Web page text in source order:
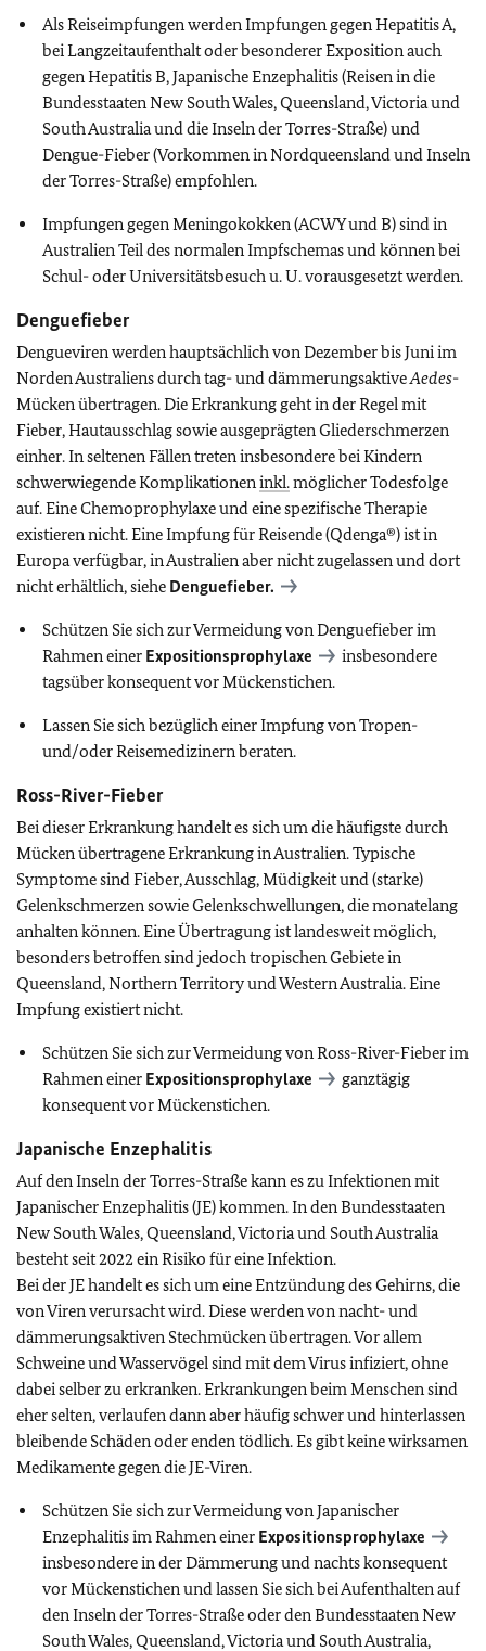
Als Reiseimpfungen werden Impfungen gegen Hepatitis A,
bei Langzeitaufenthalt oder besonderer Exposition auch
gegen Hepatitis B, Japanische Enzephalitis (Reisen in die
Bundesstaaten New South Wales, Queensland, Victoria und
South Australia und die Inseln der Torres-Straße) und
Dengue-Fieber (Vorkommen in Nordqueensland und Inseln
der Torres-Straße) empfohlen.
Impfungen gegen Meningokokken (ACWY und B) sind in
Australien Teil des normalen Impfschemas und können bei
Schul- oder Universitätsbesuch u. U. vorausgesetzt werden.
Denguefieber
Dengueviren werden hauptsächlich von Dezember bis Juni im
Norden Australiens durch tag- und dämmerungsaktiveAedes-
Mücken übertragen. Die Erkrankung geht in der Regel mit
Fieber, Hautausschlag sowie ausgeprägten Gliederschmerzen
einher. In seltenen Fällen treten insbesondere bei Kindern
schwerwiegende Komplikationeninkl.möglicher Todesfolge
auf. Eine Chemoprophylaxe und eine spezifische Therapie
existieren nicht. Eine Impfung für Reisende (Qdenga®) ist in
Europa verfügbar, in Australien aber nicht zugelassen und dort
nicht erhältlich, siehe Denguefieber.
Schützen Sie sich zur Vermeidung von Denguefieber im
Rahmen einer Expositionsprophylaxe
insbesondere
tagsüber konsequent vor Mückenstichen.
Lassen Sie sich bezüglich einer Impfung von Tropen-
und/oder Reisemedizinern beraten.
Ross-River-Fieber
Bei dieser Erkrankung handelt es sich um die häufigste durch
Mücken übertragene Erkrankung in Australien. Typische
Symptome sind Fieber, Ausschlag, Müdigkeit und (starke)
Gelenkschmerzen sowie Gelenkschwellungen, die monatelang
anhalten können. Eine Übertragung ist landesweit möglich,
besonders betroffen sind jedoch tropischen Gebiete in
Queensland, Northern Territory und Western Australia. Eine
Impfung existiert nicht.
Schützen Sie sich zur Vermeidung von Ross-River-Fieber im
Rahmen einer Expositionsprophylaxe
ganztägig
konsequent vor Mückenstichen.
Japanische Enzephalitis
Auf den Inseln der Torres-Straße kann es zu Infektionen mit
Japanischer Enzephalitis (JE) kommen. In den Bundesstaaten
New South Wales, Queensland, Victoria und South Australia
besteht seit 2022 ein Risiko für eine Infektion.
Bei der JE handelt es sich um eine Entzündung des Gehirns, die
von Viren verursacht wird. Diese werden von nacht- und
dämmerungsaktiven Stechmücken übertragen. Vor allem
Schweine und Wasservögel sind mit dem Virus infiziert, ohne
dabei selber zu erkranken. Erkrankungen beim Menschen sind
eher selten, verlaufen dann aber häufig schwer und hinterlassen
bleibende Schäden oder enden tödlich. Es gibt keine wirksamen
Medikamente gegen die JE-Viren.
Schützen Sie sich zur Vermeidung von Japanischer
Enzephalitis im Rahmen einer Expositionsprophylaxe
insbesondere in der Dämmerung und nachts konsequent
vor Mückenstichen und lassen Sie sich bei Aufenthalten auf
den Inseln der Torres-Straße oder den Bundesstaaten New
South Wales, Queensland, Victoria und South Australia,